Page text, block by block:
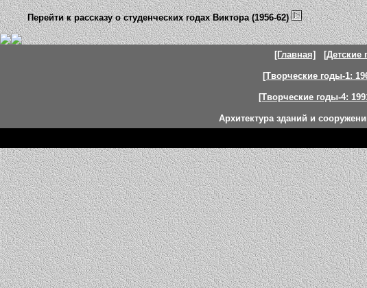
Перейти к рассказу о студенческих годах Виктора (1956-62)
[Главная] [Детские
[Творческие годы-1:
[Творческие годы-4:
Архитектура зданий и